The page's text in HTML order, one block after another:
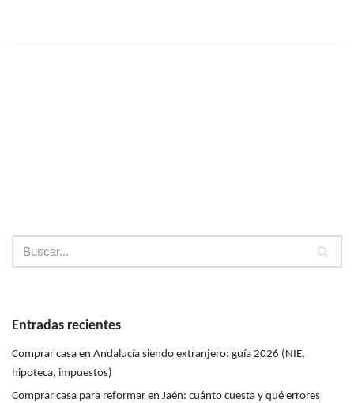
Entradas recientes
Comprar casa en Andalucía siendo extranjero: guía 2026 (NIE,
hipoteca, impuestos)
Comprar casa para reformar en Jaén: cuánto cuesta y qué errores